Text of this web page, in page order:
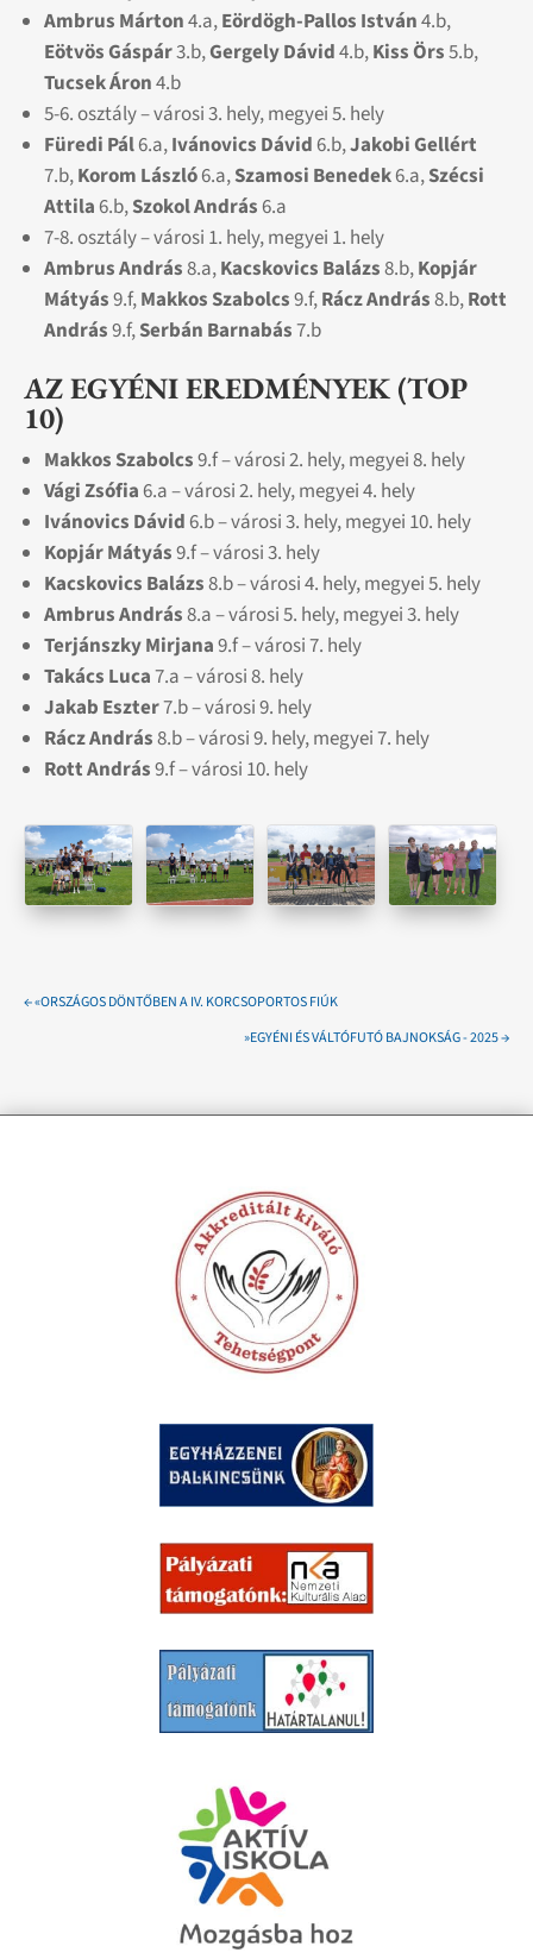
Ambrus Márton4.a,Eördögh-Pallos István4.b,
Eötvös Gáspár3.b,Gergely Dávid4.b,Kiss Örs5.b,
Tucsek Áron4.b
5-6. osztály – városi 3. hely, megyei 5. hely
Füredi Pál6.a,Ivánovics Dávid6.b,Jakobi Gellért
7.b,Korom László6.a,Szamosi Benedek6.a,Szécsi
Attila6.b,Szokol András6.a
7-8. osztály – városi 1. hely, megyei 1. hely
Ambrus András8.a,Kacskovics Balázs8.b,Kopjár
Mátyás9.f,Makkos Szabolcs9.f,Rácz András8.b,Rott
András9.f,Serbán Barnabás7.b
AZ EGYÉNI EREDMÉNYEK (TOP
10)
Makkos Szabolcs9.f – városi 2. hely, megyei 8. hely
Vági Zsófia6.a – városi 2. hely, megyei 4. hely
Ivánovics Dávid6.b – városi 3. hely, megyei 10. hely
Kopjár Mátyás9.f – városi 3. hely
Kacskovics Balázs8.b – városi 4. hely, megyei 5. hely
Ambrus András8.a – városi 5. hely, megyei 3. hely
Terjánszky Mirjana9.f – városi 7. hely
Takács Luca7.a – városi 8. hely
Jakab Eszter7.b – városi 9. hely
Rácz András8.b – városi 9. hely, megyei 7. hely
Rott András9.f – városi 10. hely
←«ORSZÁGOS DÖNTŐBEN A IV. KORCSOPORTOS FIÚK
»EGYÉNI ÉS VÁLTÓFUTÓ BAJNOKSÁG - 2025→